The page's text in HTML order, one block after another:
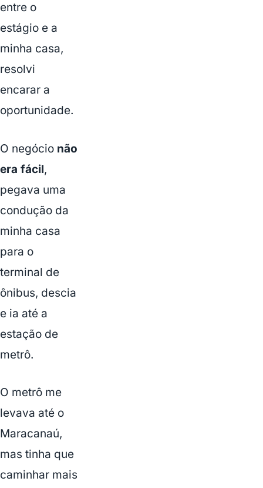
entre o
estágio e a
minha casa,
resolvi
encarar a
oportunidade.
O negócio não
era fácil,
pegava uma
condução da
minha casa
para o
terminal de
ônibus, descia
e ia até a
estação de
metrô.
O metrô me
levava até o
Maracanaú,
mas tinha que
caminhar mais